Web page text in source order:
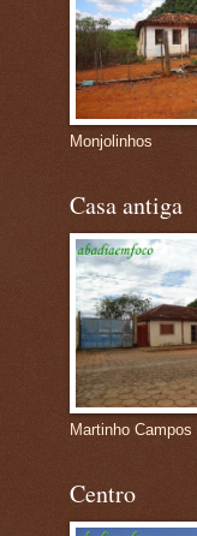
Monjolinhos
Casa antiga
Martinho Campos
Centro